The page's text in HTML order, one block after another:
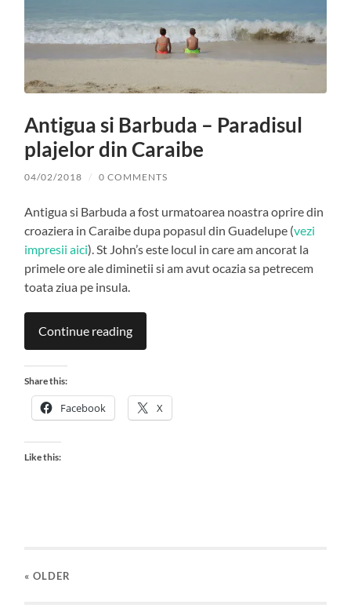
Antigua si Barbuda – Paradisul
plajelor din Caraibe
04/02/2018 / 0 COMMENTS
Antigua si Barbuda a fost urmatoarea noastra oprire din
croaziera in Caraibe dupa popasul din Guadelupe (vezi
impresii aici). St John’s este locul in care am ancorat la
primele ore ale diminetii si am avut ocazia sa petrecem
toata ziua pe insula.
Continue reading
Share this:
Facebook X
Like this:
« OLDER